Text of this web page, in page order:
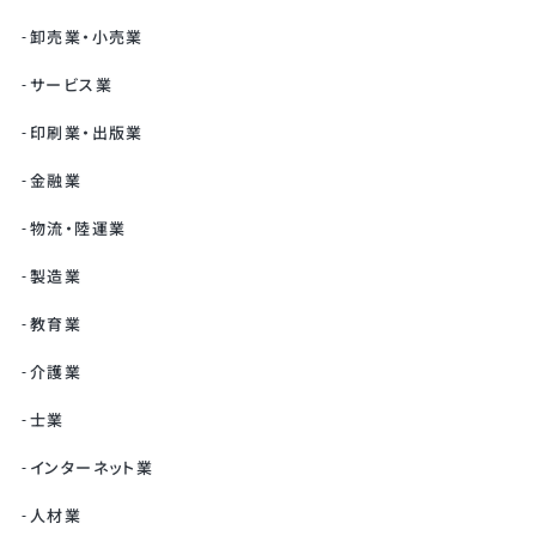
卸売業・小売業
サービス業
印刷業・出版業
金融業
物流・陸運業
製造業
教育業
介護業
士業
インターネット業
人材業